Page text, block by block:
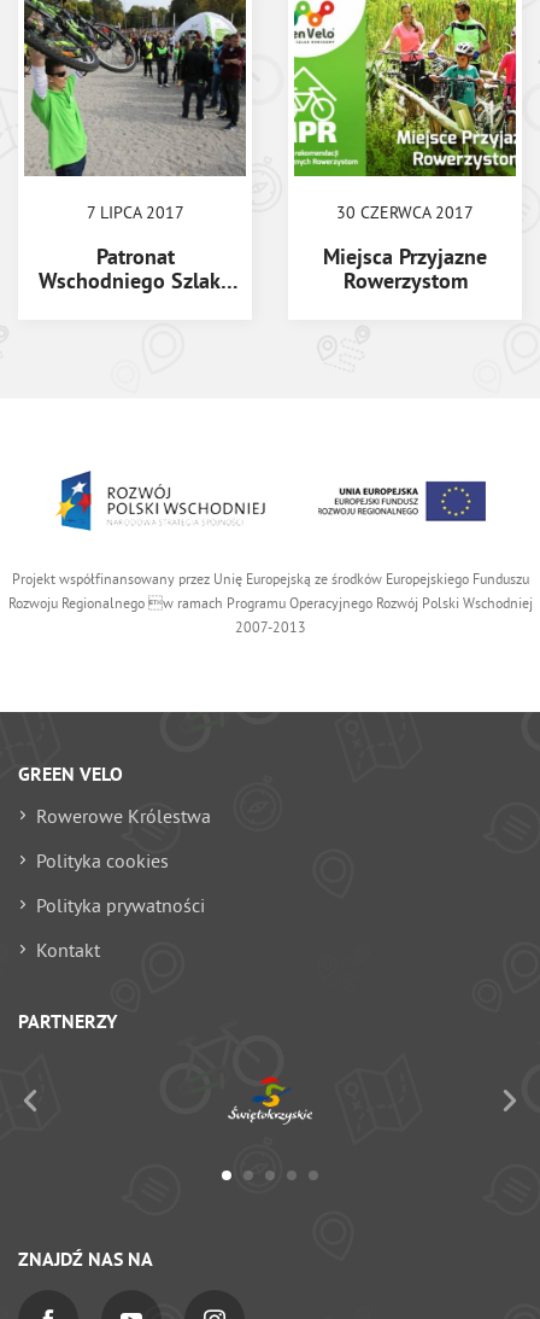
7 LIPCA 2017
Patronat
Wschodniego Szlaku
30 CZERWCA 2017
Miejsca Przyjazne
Rowerzystom
Projekt współfinansowany przez Unię Europejską ze środków Europejskiego Funduszu
Rozwoju Regionalnego w ramach Programu Operacyjnego Rozwój Polski Wschodniej
2007-2013
GREEN VELO
Rowerowe Królestwa
Polityka cookies
Polityka prywatności
Kontakt
PARTNERZY
ZNAJDŹ NAS NA